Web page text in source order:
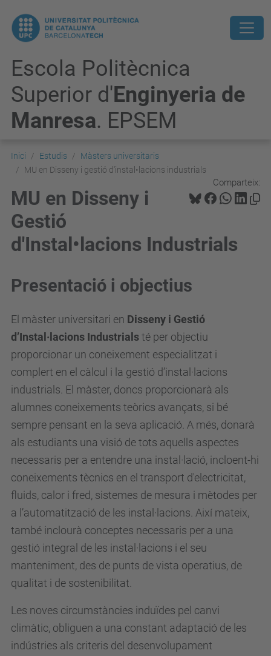
Escola Politècnica
Superior d'Enginyeria de
Manresa. EPSEM
Inici Estudis
Màsters universitaris
MU en Disseny i gestió d'instal•lacions industrials
Comparteix:
MU en Disseny i
Gestió
d'Instal•lacions Industrials
Presentació i objectius
El màster universitari en Disseny i Gestió
d’Instal·lacions Industrialsté per objectiu
proporcionar un coneixement especialitzat i
complert en el càlcul i la gestió d’instal·lacions
industrials. El màster, doncs proporcionarà als
alumnes coneixements teòrics avançats, si bé
sempre pensant en la seva aplicació. A més, donarà
als estudiants una visió de tots aquells aspectes
necessaris per a entendre una instal·lació, incloent-hi
coneixements tècnics en el transport d'electricitat,
fluids, calor i fred, sistemes de mesura i mètodes per
a l’automatització de les instal·lacions. Així mateix,
també inclourà conceptes necessaris per a una
gestió integral de les instal·lacions i el seu
manteniment, des de punts de vista operatius, de
qualitat i de sostenibilitat.
Les noves circumstàncies induïdes pel canvi
climàtic, obliguen a una constant adaptació de les
indústries als criteris del desenvolupament